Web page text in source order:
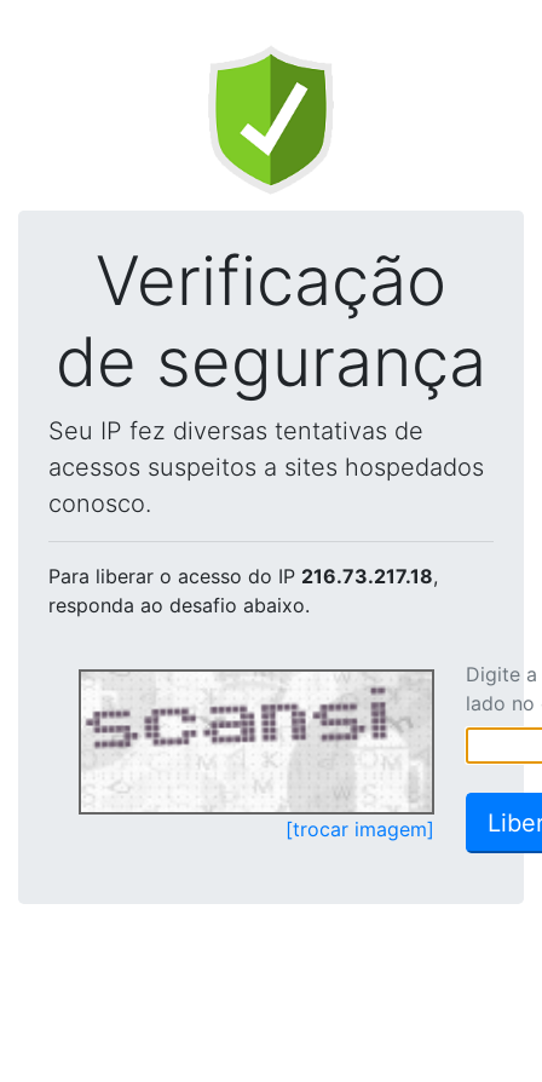
Verificação
de segurança
Seu IP fez diversas tentativas de
acessos suspeitos a sites hospedados
conosco.
Para liberar o acesso do IP 216.73.217.18,
responda ao desafio abaixo.
[trocar imagem]
Digite
lado no